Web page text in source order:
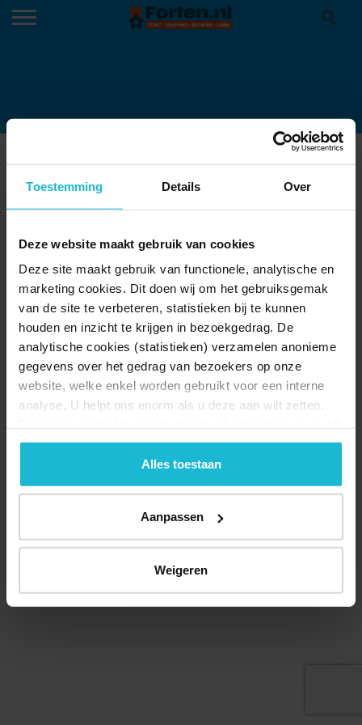
Toestemming Details Over
Deze website maakt gebruik van cookies
Deze site maakt gebruik van functionele, analytische en
marketing cookies. Dit doen wij om het gebruiksgemak
van de site te verbeteren, statistieken bij te kunnen
houden en inzicht te krijgen in bezoekgedrag. De
analytische cookies (statistieken) verzamelen anonieme
gegevens over het gedrag van bezoekers op onze
website, welke enkel worden gebruikt voor een interne
analyse. U helpt ons enorm als u deze aan wilt zetten.
geen commerciële doelstelling. U kunt deze cookies via
de knoppen accepteren, beheren of weigeren.
Alles toestaan
Aanpassen
Weigeren
© 2026 Stichting Forten Nederland
Over ons
Doneer nu Disclaimer
Contact
Forten.nl wordt ondersteund door de